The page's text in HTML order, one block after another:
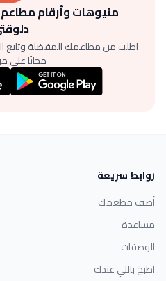
منيوهات وأرقام
اطلب من مطاعمك المفضلة وتابع
مجانًا على
روابط سريعة
أضف مطعمك
مساعدة
الوصفات
اطبخ باللي عندك